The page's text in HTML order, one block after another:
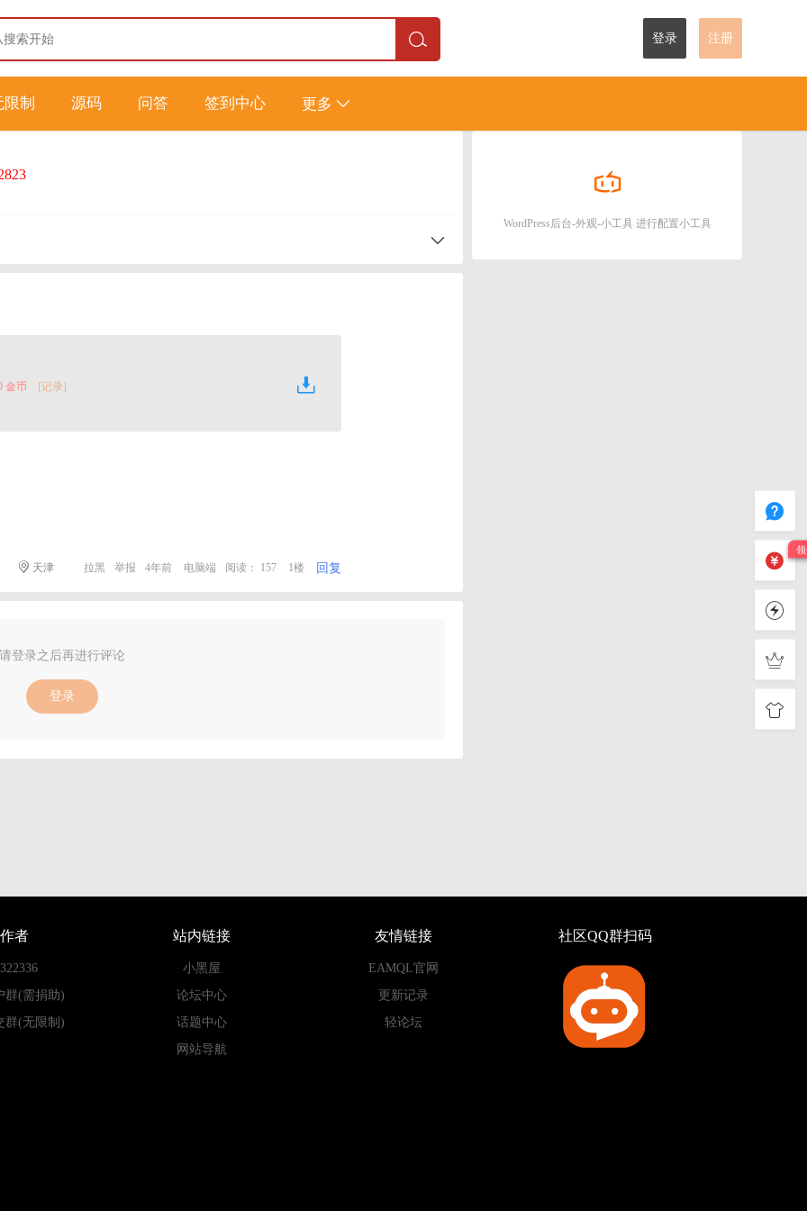
登录 注册
限制 源码 问答 签到中心 更多
金币 [记录]
天津 拉黑 举报 4年前 电脑端 阅读： 157 1楼 回复
请登录之后再进行评论
登录
WordPress后台-外观-小工具 进行配置小工具
者
群(需捐助)
群(无限制)
站内链接
小黑屋
论坛中心
话题中心
网站导航
友情链接
EAMQL官网
更新记录
轻论坛
社区QQ群扫码